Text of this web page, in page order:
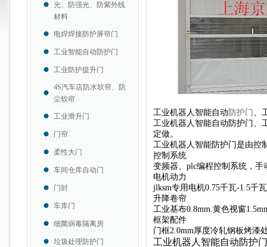
光、防强光、防紫外线
材料
电焊焊接防护屏帘门
工业智能自动防护门
工业防护提升门
4S汽车店防水软帘、防
尘软帘
工业滑升门
门帘
柔性大门
车间仓库自动门
门封
车库门
细菌病毒隔离房
垃圾处理防护门
工业机器人智能自动 防护门 、
工业机器人智能自动防护门、
定做。
工业机器人智能防护门是由控
控制系统
变频器、plc编程控制系统，
电机动力
jlksm专用电机0.75千瓦-1.5千
升降卷帘
工业基布0.8mm.黄色视窗
框架配件
门框2.0mm厚度冷轧钢板烤漆
工业机器人智能自动防护